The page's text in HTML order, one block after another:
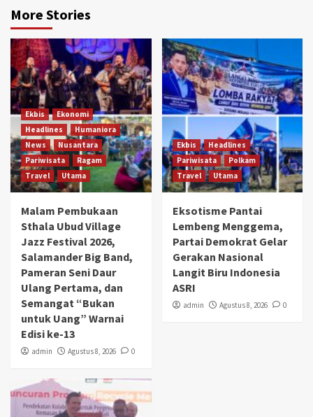
More Stories
Ekbis
Ekonomi
Headlines
Humaniora
News
Nusantara
Pariwisata
Ragam
Travel
Utama
Malam Pembukaan
Sthala Ubud Village
Jazz Festival 2026,
Salamander Big Band,
Pameran Seni Daur
Ulang Pertama, dan
Semangat “Bukan
untuk Uang” Warnai
Edisi ke-13
admin Agustus 8, 2026 0
Ekbis
Headlines
Pariwisata
Polkam
Travel
Utama
Eksotisme Pantai
Lembeng Menggema,
Partai Demokrat Gelar
Gerakan Nasional
Langit Biru Indonesia
ASRI
admin Agustus 8, 2026 0